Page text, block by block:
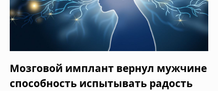
Мозговой имплант вернул мужчине
способность испытывать радость